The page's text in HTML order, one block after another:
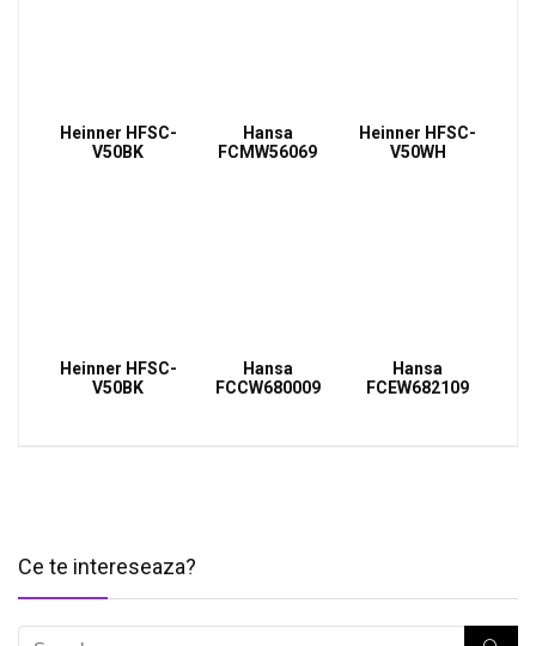
Heinner HFSC-
V50BK
Hansa
FCMW56069
Heinner HFSC-
V50WH
Heinner HFSC-
V50BK
Hansa
FCCW680009
Hansa
FCEW682109
Ce te intereseaza?